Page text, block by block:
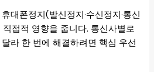
대폰정지(발신정지·수신정지·통신
접적 영향을 줍니다. 통신사별로
라 한 번에 해결하려면 핵심 우선